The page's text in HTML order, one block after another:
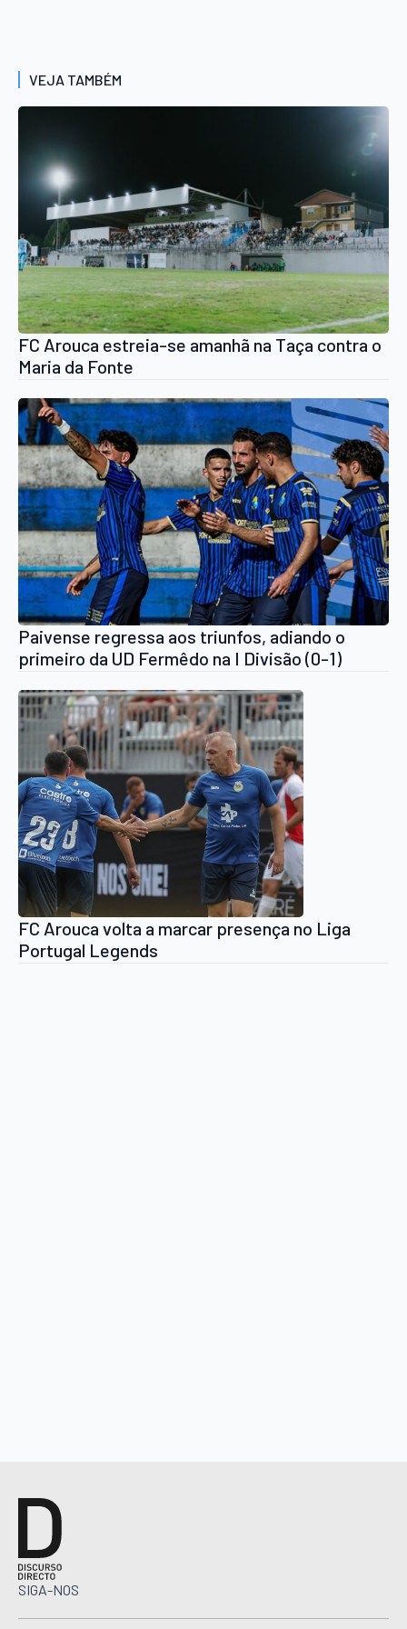
VEJA TAMBÉM
FC Arouca estreia-se amanhã na Taça contra o
Maria da Fonte
Paivense regressa aos triunfos, adiando o
primeiro da UD Fermêdo na I Divisão (0-1)
FC Arouca volta a marcar presença no Liga
Portugal Legends
SIGA-NOS